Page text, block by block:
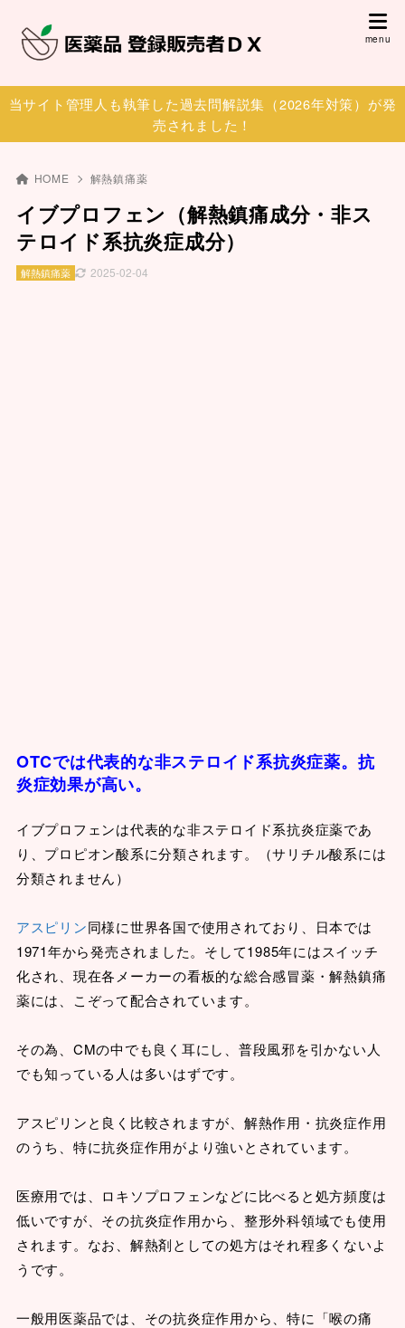
当サイト管理人も執筆した過去問解説集（2026年対策）が発
売されました！
HOME 解熱鎮痛薬
イブプロフェン（解熱鎮痛成分・非ス
テロイド系抗炎症成分）
2025-02-04
解熱鎮痛薬
OTCでは代表的な非ステロイド系抗炎症薬。抗
炎症効果が高い。
イブプロフェンは代表的な非ステロイド系抗炎症薬であ
り、プロピオン酸系に分類されます。（サリチル酸系には
分類されません）
アスピリン同様に世界各国で使用されており、日本では
1971年から発売されました。そして1985年にはスイッチ
化され、現在各メーカーの看板的な総合感冒薬・解熱鎮痛
薬には、こぞって配合されています。
その為、CMの中でも良く耳にし、普段風邪を引かない人
でも知っている人は多いはずです。
アスピリンと良く比較されますが、解熱作用・抗炎症作用
のうち、特に抗炎症作用がより強いとされています。
医療用では、ロキソプロフェンなどに比べると処方頻度は
低いですが、その抗炎症作用から、整形外科領域でも使用
されます。なお、解熱剤としての処方はそれ程多くないよ
うです。
一般用医薬品では、その抗炎症作用から、特に「喉の痛